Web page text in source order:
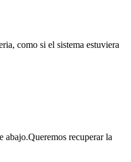
como si el sistema estuviera
abajo.Queremos recuperar la